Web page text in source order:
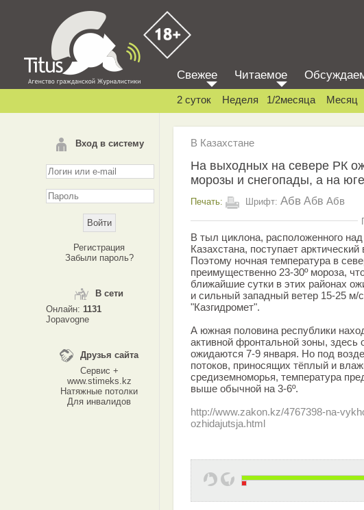
Вход в систему
Регистрация
Забыли пароль?
В сети
Онлайн: 1131
Jopavogne
Друзья сайта
Сервис +
www.stimeks.kz
Натяжные потолки
Для инвалидов
Свежее Читаемое
2 суток Неделя 1/2месяца Месяц
В Казахстане
На выходных на севере РК
морозы и снегопады, а на
Печать: Шрифт: Абв Абв Абв
В тыл циклона, расположенного
Казахстана, поступает
Поэтому ночная температура в
преимущественно 23-30º мороза,
ближайшие сутки в этих районах
и сильный западный ветер 15-25
"Казгидромет".
А южная половина республики
активной фронтальной зоны, здесь
ожидаются 7-9 января. Но под
потоков, приносящих тёплый и
средиземноморья, температура
выше обычной на 3-6º.
http://www.zakon.kz/4767398-na-
ozhidajutsja.html